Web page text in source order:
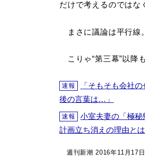
だけで考えるのではな
まさに議論は平行線。
こりゃ“第三幕”以降
速報
「そもそも会社
後の言葉は…」
速報
小室夫妻の「極
計画立ち消えの理由とは
週刊新潮 2016年11月17